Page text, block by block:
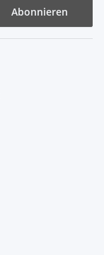
Abonnieren